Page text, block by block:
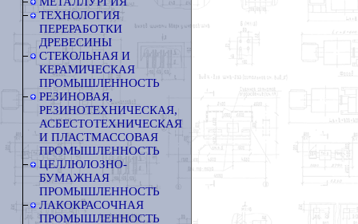
ТЕХНОЛОГИЯ
ПЕРЕРАБОТКИ
ДРЕВЕСИНЫ
СТЕКОЛЬНАЯ И
КЕРАМИЧЕСКАЯ
ПРОМЫШЛЕННОСТЬ
РЕЗИНОВАЯ,
РЕЗИНОТЕХНИЧЕСКАЯ,
АСБЕСТОТЕХНИЧЕСКАЯ
И ПЛАСТМАССОВАЯ
ПРОМЫШЛЕННОСТЬ
ЦЕЛЛЮЛОЗНО-
БУМАЖНАЯ
ПРОМЫШЛЕННОСТЬ
ЛАКОКРАСОЧНАЯ
ПРОМЫШЛЕННОСТЬ